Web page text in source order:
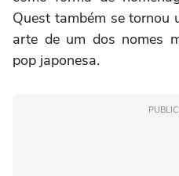
Quest também se tornou
arte de um dos nomes
pop japonesa.